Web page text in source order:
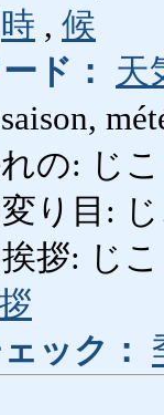
時 , 候
ド：
天
saison,
の: じ
り目: じ
拶: じ
ック：